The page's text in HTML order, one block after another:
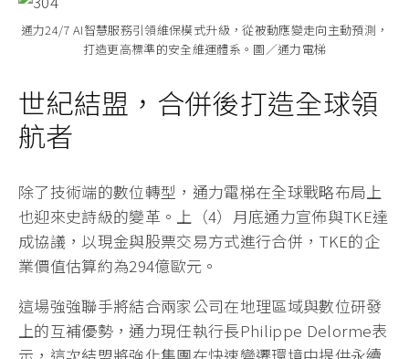
通力24/7 AI智慧服務引領維保模式升級，從被動應變走向主動預測，
打造更高標準的安全維運體系。圖／通力電梯
世紀結盟，合併後打造全球領
航者
除了技術端的數位轉型，通力電梯在全球戰略布局上
也迎來史詩級的變革。上（4）月底通力宣佈與TKE達
成協議，以現金與股票交易方式進行合併，TKE的企
業價值估算約為294億歐元。
這場強強聯手將結合兩家公司在地理區域與數位研發
上的互補優勢，通力現任執行長Philippe Delorme表